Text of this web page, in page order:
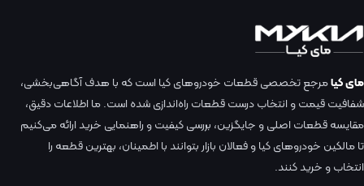
مای کیامرجع تخصصی قطعات خودروهای کیا است که با هدف آگاهی‌بخشی،
شفافیت قیمت و انتخاب درست قطعات راه‌اندازی شده است. ما اطلاعات دقیق،
مقایسه قطعات اصلی و جایگزین، بررسی کیفیت و راهنمایی خرید ارائه می‌کنیم
تا مالکین خودروهای کیا و فعالان بازار بتوانند با اطمینان، بهترین قطعه را
انتخاب و خرید کنند.